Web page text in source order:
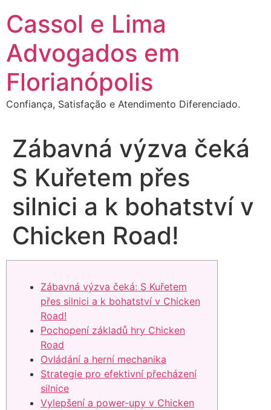
para
conteúdo
Cassol e Lima
Advogados em
Florianópolis
Confiança, Satisfação e Atendimento Diferenciado.
Zábavná výzva čeká
S Kuřetem přes
silnici a k bohatství v
Chicken Road!
Zábavná výzva čeká: S Kuřetem
přes silnici a k bohatství v Chicken
Road!
Pochopení základů hry Chicken
Road
Ovládání a herní mechanika
Strategie pro efektivní přecházení
silnice
Vylepšení a power-upy v Chicken